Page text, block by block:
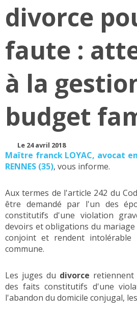
divorce
faute :
à la
budget
Le 24 avril 2018
Maître franck LOYAC, avocat
RENNES (35), vous informe.
Aux termes de l'article 242 du
être demandé par l'un des
constitutifs d'une violation
devoirs et obligations du
conjoint et rendent
commune.
Les juges du divorce
des faits constitutifs d'une
l'abandon du domicile conjugal,